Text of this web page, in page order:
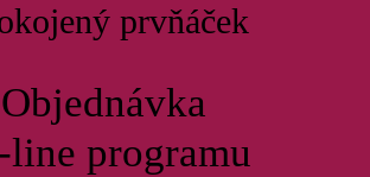
prvňáček
Objednávka
line programu